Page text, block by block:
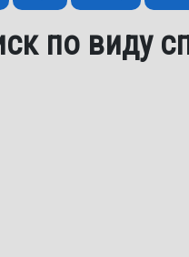
по виду